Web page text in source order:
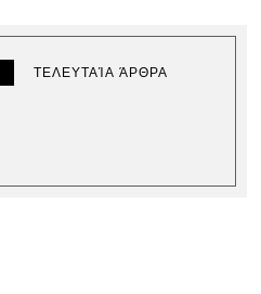
ΤΕΛΕΥΤΑΊΑ ΆΡΘΡΑ